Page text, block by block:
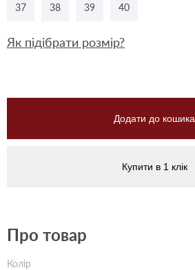
37 38 39 40
Як підібрати розмір?
Додати до кошика
Купити в 1 клік
Про товар
Колір